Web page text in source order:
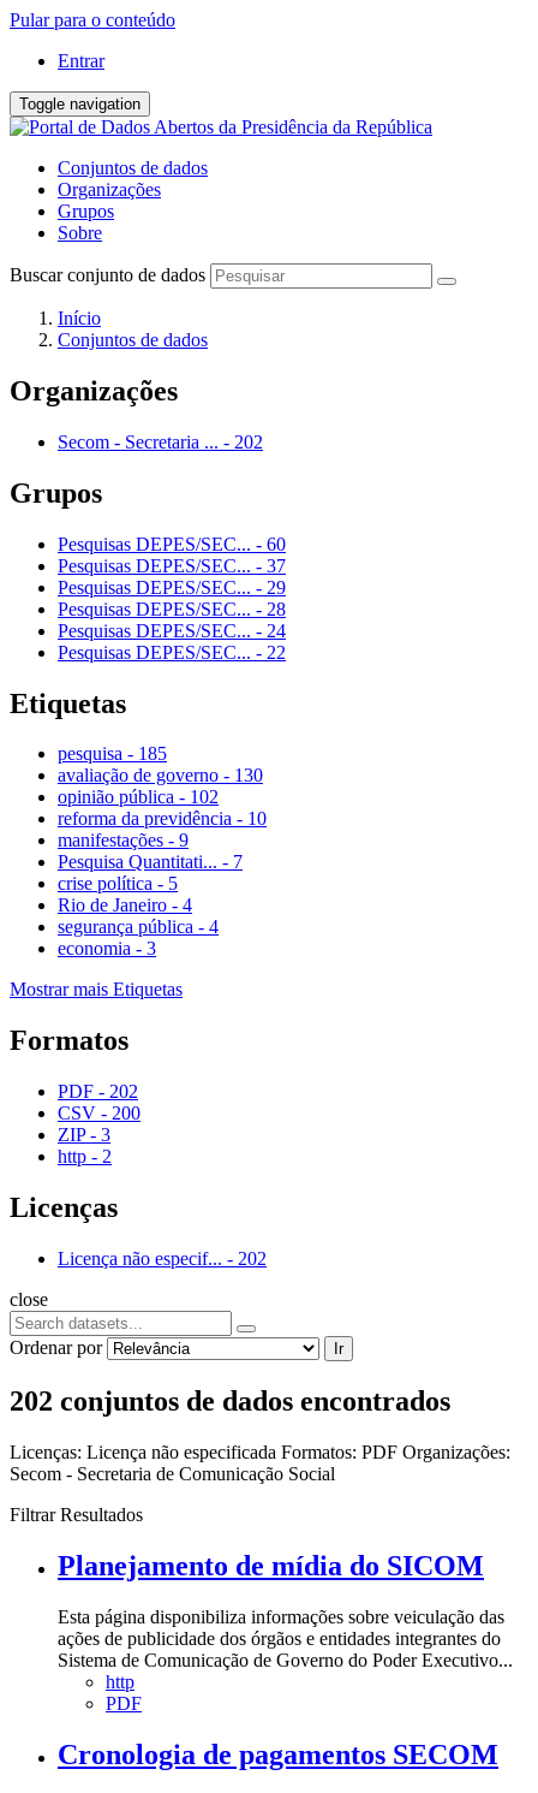
Pular para o conteúdo
Entrar
Toggle navigation
Conjuntos de dados
Organizações
Grupos
Sobre
Buscar conjunto de dados
Início
Conjuntos de dados
Organizações
Secom - Secretaria ... - 202
Grupos
Pesquisas DEPES/SEC... - 60
Pesquisas DEPES/SEC... - 37
Pesquisas DEPES/SEC... - 29
Pesquisas DEPES/SEC... - 28
Pesquisas DEPES/SEC... - 24
Pesquisas DEPES/SEC... - 22
Etiquetas
pesquisa - 185
avaliação de governo - 130
opinião pública - 102
reforma da previdência - 10
manifestações - 9
Pesquisa Quantitati... - 7
crise política - 5
Rio de Janeiro - 4
segurança pública - 4
economia - 3
Mostrar mais Etiquetas
Formatos
PDF - 202
CSV - 200
ZIP - 3
http - 2
Licenças
Licença não especif... - 202
close
Ordenar por Ir
202 conjuntos de dados encontrados
Licenças: Licença não especificada Formatos: PDF Organizações:
Secom - Secretaria de Comunicação Social
Filtrar Resultados
Planejamento de mídia do SICOM
Esta página disponibiliza informações sobre veiculação das
ações de publicidade dos órgãos e entidades integrantes do
Sistema de Comunicação de Governo do Poder Executivo...
http
PDF
Cronologia de pagamentos SECOM